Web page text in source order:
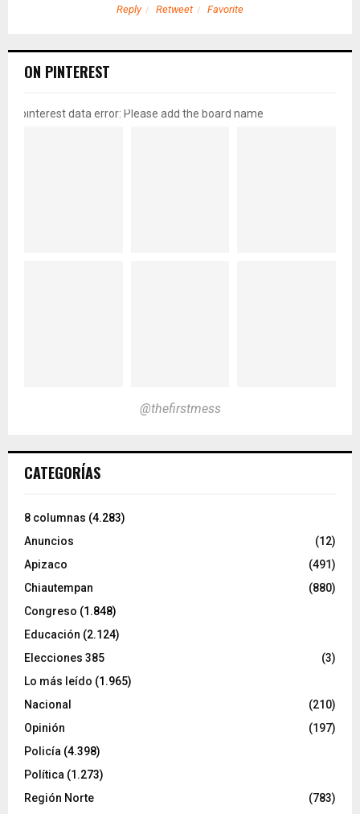
Reply Retweet Favorite
ON PINTEREST
pinterest data error: Please add the board name
@thefirstmess
CATEGORÍAS
8 columnas (4.283)
Anuncios
(12)
Apizaco
(491)
Chiautempan
(880)
Congreso (1.848)
Educación (2.124)
Elecciones 385
(3)
Lo más leído (1.965)
Nacional
(210)
Opinión
(197)
Policía (4.398)
Política (1.273)
Región Norte
(783)